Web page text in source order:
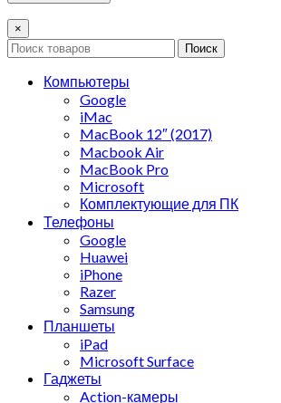
×
Поиск
Компьютеры
Google
iMac
MacBook 12″ (2017)
Macbook Air
MacBook Pro
Microsoft
Комплектующие для ПК
Телефоны
Google
Huawei
iPhone
Razer
Samsung
Планшеты
iPad
Microsoft Surface
Гаджеты
Action-камеры